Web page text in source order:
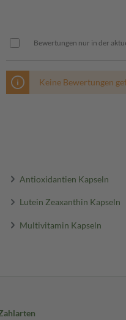
de/contact-us
erfüllt die Anforderung
Bewertungen nur in der
Keine Bewertungen
Antioxidantien Kapseln
Lutein Zeaxanthin Kapseln
Multivitamin Kapseln